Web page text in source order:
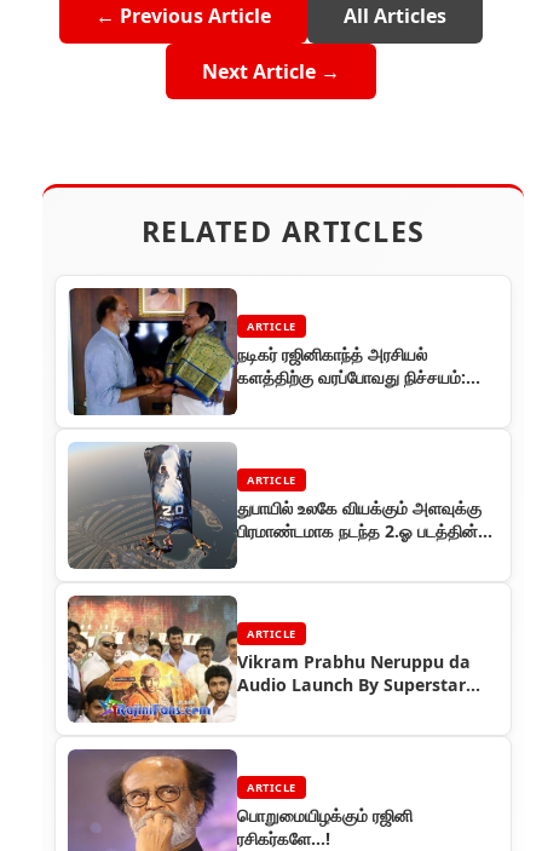
← Previous Article All Articles
Next Article →
RELATED ARTICLES
ARTICLE
நடிகர் ரஜினிகாந்த் அரசியல்
களத்திற்கு வரப்போவது நிச்சயம்:
ARTICLE
துபாயில் உலகே வியக்கும் அளவுக்கு
பிரமாண்டமாக நடந்த 2.ஓ படத்தின்
ARTICLE
Vikram Prabhu Neruppu da
Audio Launch By Superstar
ARTICLE
பொறுமையிழக்கும் ரஜினி
ரசிகர்களே...!